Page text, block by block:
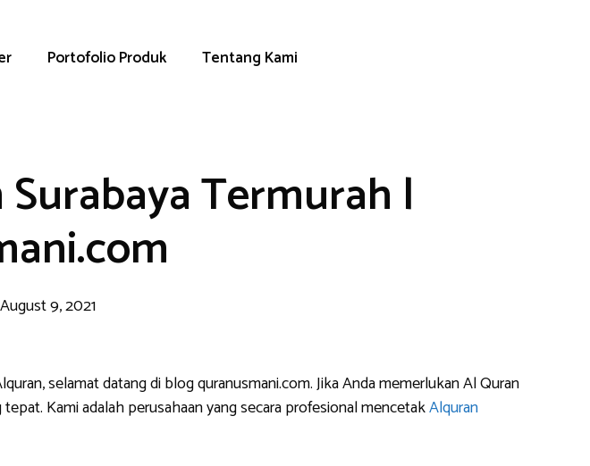
Portofolio Produk Tentang Kami
Termurah |
August 9, 2021
selamat datang di blog quranusmani.com. Jika Anda memerlukan Al Quran
Kami adalah perusahaan yang secara profesional mencetakAlquran